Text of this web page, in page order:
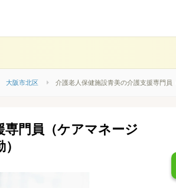
大阪市北区 介護老人保健施設青美の介護支援専門員
専門員（ケアマネージ